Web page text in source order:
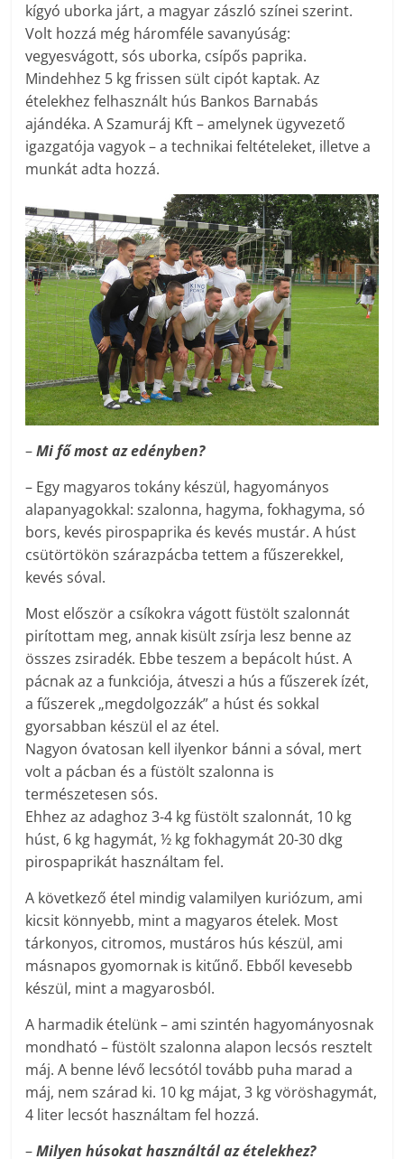
kígyó uborka járt, a magyar zászló színei szerint.
Volt hozzá még háromféle savanyúság:
vegyesvágott, sós uborka, csípős paprika.
Mindehhez 5 kg frissen sült cipót kaptak. Az
ételekhez felhasznált hús Bankos Barnabás
ajándéka. A Szamuráj Kft – amelynek ügyvezető
igazgatója vagyok – a technikai feltételeket, illetve a
munkát adta hozzá.
–Mi fő most az edényben?
– Egy magyaros tokány készül, hagyományos
alapanyagokkal: szalonna, hagyma, fokhagyma, só
bors, kevés pirospaprika és kevés mustár. A húst
csütörtökön szárazpácba tettem a fűszerekkel,
kevés sóval.
Most először a csíkokra vágott füstölt szalonnát
pirítottam meg, annak kisült zsírja lesz benne az
összes zsiradék. Ebbe teszem a bepácolt húst. A
pácnak az a funkciója, átveszi a hús a fűszerek ízét,
a fűszerek „megdolgozzák” a húst és sokkal
gyorsabban készül el az étel.
Nagyon óvatosan kell ilyenkor bánni a sóval, mert
volt a pácban és a füstölt szalonna is
természetesen sós.
Ehhez az adaghoz 3-4 kg füstölt szalonnát, 10 kg
húst, 6 kg hagymát, ½ kg fokhagymát 20-30 dkg
pirospaprikát használtam fel.
A következő étel mindig valamilyen kuriózum, ami
kicsit könnyebb, mint a magyaros ételek. Most
tárkonyos, citromos, mustáros hús készül, ami
másnapos gyomornak is kitűnő. Ebből kevesebb
készül, mint a magyarosból.
A harmadik ételünk – ami szintén hagyományosnak
mondható – füstölt szalonna alapon lecsós resztelt
máj. A benne lévő lecsótól tovább puha marad a
máj, nem szárad ki. 10 kg májat, 3 kg vöröshagymát,
4 liter lecsót használtam fel hozzá.
–Milyen húsokat használtál az ételekhez?